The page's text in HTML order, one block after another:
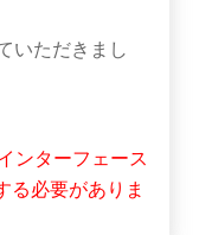
いただきまし
ンターフェース
る必要がありま